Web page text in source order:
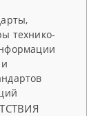
технико-